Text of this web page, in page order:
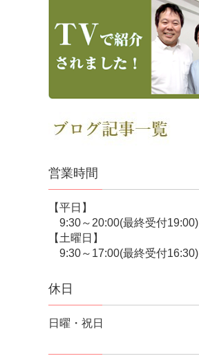
営業時間
【平日】
9:30～20:00(最終受付19:00)
【土曜日】
9:30～17:00(最終受付16:30)
休日
日曜・祝日